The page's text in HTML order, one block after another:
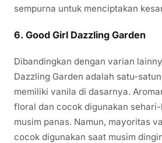
sempurna untuk menciptakan
6. Good Girl Dazzling Garden
Dibandingkan dengan varian
Dazzling Garden adalah satu-
memiliki vanila di dasarnya.
floral dan cocok digunakan
musim panas. Namun, mayoritas
cocok digunakan saat musim